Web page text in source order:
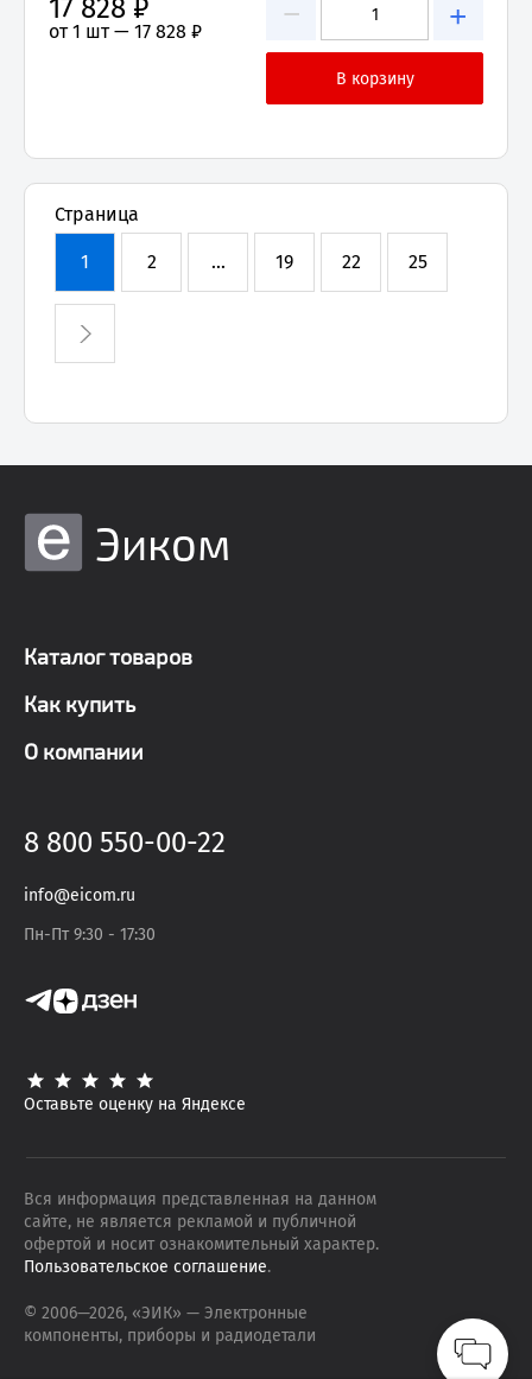
− +
17 828 ₽
от 1 шт — 17 828 ₽
Страница
1 2 ... 19 22 25
Эиком
Каталог товаров
Как купить
О компании
8 800 550-00-22
info@eicom.ru
Пн-Пт 9:30 - 17:30
Оставьте оценку на Яндексе
Вся информация представленная на данном
сайте, не является рекламой и публичной
офертой и носит ознакомительный характер.
Пользовательское соглашение.
© 2006—2026, «ЭИК» — Электронные
компоненты, приборы и радиодетали